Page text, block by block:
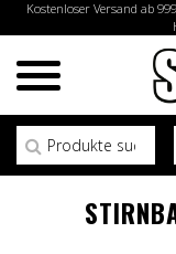
Kostenloser Versand ab
Suchen nach: